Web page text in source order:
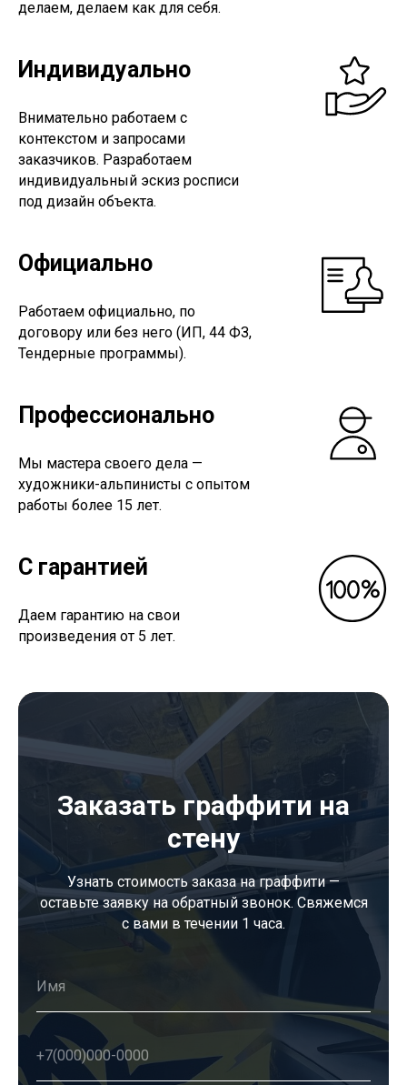
делаем, делаем как для себя.
Индивидуально
Внимательно работаем с
контекстом и запросами
заказчиков. Разработаем
индивидуальный эскиз росписи
под дизайн объекта.
Официально
Работаем официально, по
договору или без него (ИП, 44 ФЗ,
Тендерные программы).
Профессионально
Мы мастера своего дела —
художники-альпинисты с опытом
работы более 15 лет.
С гарантией
Даем гарантию на свои
произведения от 5 лет.
Заказать граффити на
стену
Узнать стоимость заказа на граффити —
оставьте заявку на обратный звонок. Свяжемся
с вами в течении 1 часа.